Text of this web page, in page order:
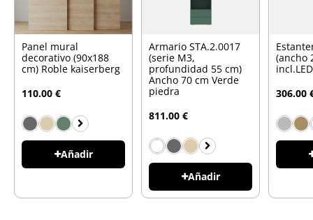
Panel mural
decorativo (90x188
cm) Roble kaiserberg
110.00 €
Añadir
Armario STA.2.0017
(serie M3,
profundidad 55 cm)
Ancho 70 cm Verde
piedra
811.00 €
Añadir
(ancho
306.00